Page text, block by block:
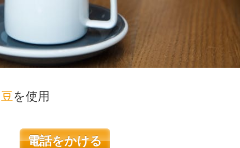
を使用
電話をかける